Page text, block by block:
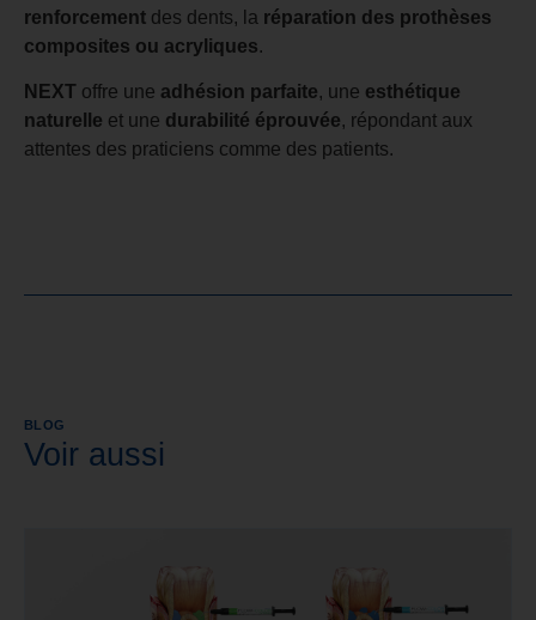
renforcement des dents, la réparation des prothèses
composites ou acryliques.
NEXT offre une adhésion parfaite, une esthétique
naturelle et une durabilité éprouvée, répondant aux
attentes des praticiens comme des patients.
BLOG
Voir aussi